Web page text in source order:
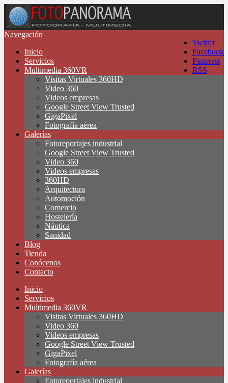
Twitter
Facebook
Pinterest
RSS
Navegación
Inicio
Servicios
Multimedia 360VR
Visitas Virtuales 360HD
Video 360
Videos empresas
Google Street View Trusted
GigaPixel
Fotografía aérea
Galerías
Fotoreportajes industrial
Google Street View Trusted
Video 360
Videos empresas
360HD
Arquitectura
Automoción
Comercio
Hostelería
Náutica
Sanidad
Blog
Tienda
Conócenos
Contacto
Inicio
Servicios
Multimedia 360VR
Visitas Virtuales 360HD
Video 360
Videos empresas
Google Street View Trusted
GigaPixel
Fotografía aérea
Galerías
Fotoreportajes industrial